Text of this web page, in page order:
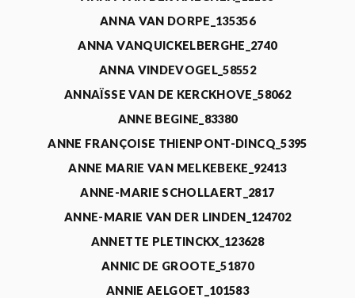
ANNA VAN DORPE_135356
ANNA VANQUICKELBERGHE_2740
ANNA VINDEVOGEL_58552
ANNAÏSSE VAN DE KERCKHOVE_58062
ANNE BEGINE_83380
ANNE FRANÇOISE THIENPONT-DINCQ_5395
ANNE MARIE VAN MELKEBEKE_92413
ANNE-MARIE SCHOLLAERT_2817
ANNE-MARIE VAN DER LINDEN_124702
ANNETTE PLETINCKX_123628
ANNIC DE GROOTE_51870
ANNIE AELGOET_101583